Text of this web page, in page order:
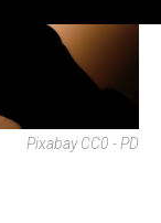
Pixabay CC0 - PD